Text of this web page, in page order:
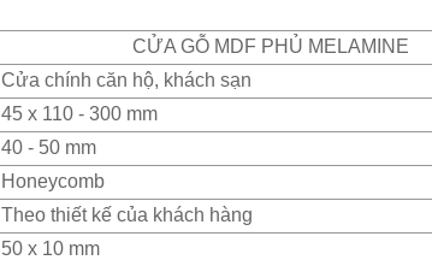
CỬA GỖ MDF PHỦ MELAMINE
Cửa chính căn hộ, khách sạn
45 x 110 - 300 mm
40 - 50 mm
Honeycomb
Theo thiết kế của khách hàng
50 x 10 mm